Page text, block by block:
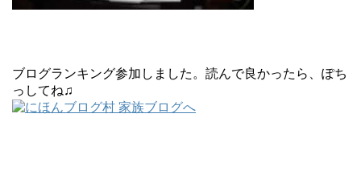
ブログランキング参加しました。読んで良かったら、ぽち
っしてね♫